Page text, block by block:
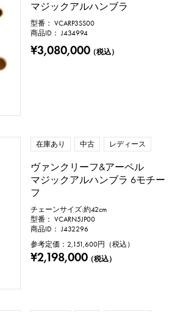
保証書 鑑定書
修理明細書
マジックアルハンブラ
型番： VCARP3SS00
商品ID： J434994
¥3,080,000（税込）
在庫あり 中古 レディース
ヴァンクリーフ&アーペル
マジックアルハンブラ 6モチー
フ
チェーンサイズ:約42cm
型番： VCARN5JP00
商品ID： J432296
参考定価： 2,151,600円（税込）
¥2,198,000（税込）